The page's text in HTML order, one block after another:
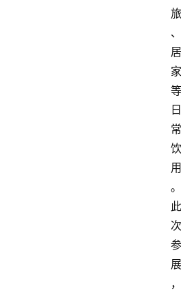
旅
、
居
家
等
日
常
饮
用
。
此
次
参
展
，